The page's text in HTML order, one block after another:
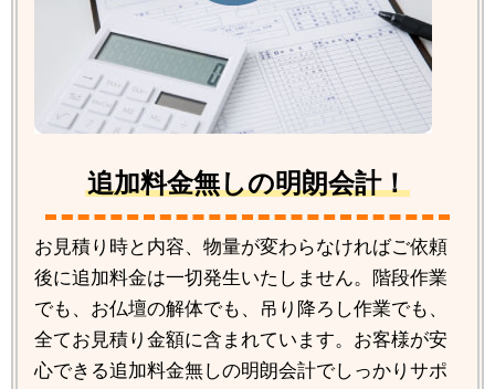
追加料金無しの明朗会計！
お見積り時と内容、物量が変わらなければご依頼
後に追加料金は一切発生いたしません。階段作業
でも、お仏壇の解体でも、吊り降ろし作業でも、
全てお見積り金額に含まれています。お客様が安
心できる追加料金無しの明朗会計でしっかりサポ